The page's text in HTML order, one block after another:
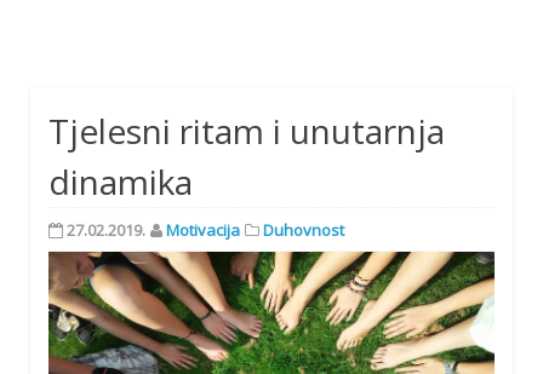
Tjelesni ritam i unutarnja
dinamika
27.02.2019. Motivacija Duhovnost